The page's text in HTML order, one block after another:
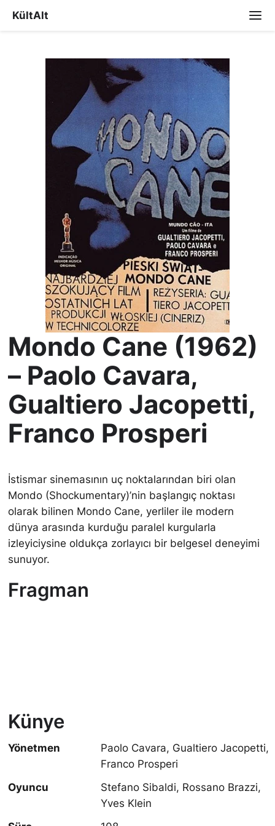
KültAlt
Mondo Cane (1962)
– Paolo Cavara,
Gualtiero Jacopetti,
Franco Prosperi
İstismar sinemasının uç noktalarından biri olan
Mondo (Shockumentary)’nin başlangıç noktası
olarak bilinen Mondo Cane, yerliler ile modern
dünya arasında kurduğu paralel kurgularla
izleyiciysine oldukça zorlayıcı bir belgesel deneyimi
sunuyor.
Fragman
Künye
Yönetmen
Paolo Cavara, Gualtiero Jacopetti,
Franco Prosperi
Oyuncu
Stefano Sibaldi, Rossano Brazzi,
Yves Klein